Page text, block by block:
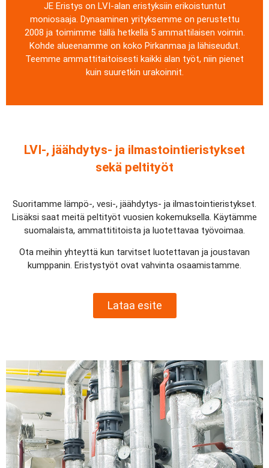
JE Eristys on LVI-alan eristyksiin erikoistuntut
moniosaaja. Dynaaminen yrityksemme on perustettu
2008 ja toimimme tällä hetkellä 5 ammattilaisen voimin.
Kohde alueenamme on koko Pirkanmaa ja lähiseudut.
Teemme ammattitaitoisesti kaikki alan työt, niin pienet
kuin suuretkin urakoinnit.
LVI-, jäähdytys- ja ilmastointieristykset
sekä peltityöt
Suoritamme lämpö-, vesi-, jäähdytys- ja ilmastointieristykset.
Lisäksi saat meitä peltityöt vuosien kokemuksella. Käytämme
suomalaista, ammattititoista ja luotettavaa työvoimaa.
Ota meihin yhteyttä kun tarvitset luotettavan ja joustavan
kumppanin. Eristystyöt ovat vahvinta osaamistamme.
Lataa esite